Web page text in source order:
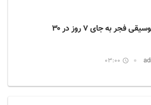
برگزاری جشنواره موسیقی فجر به جای ۷ روز در ۳۰
03:00